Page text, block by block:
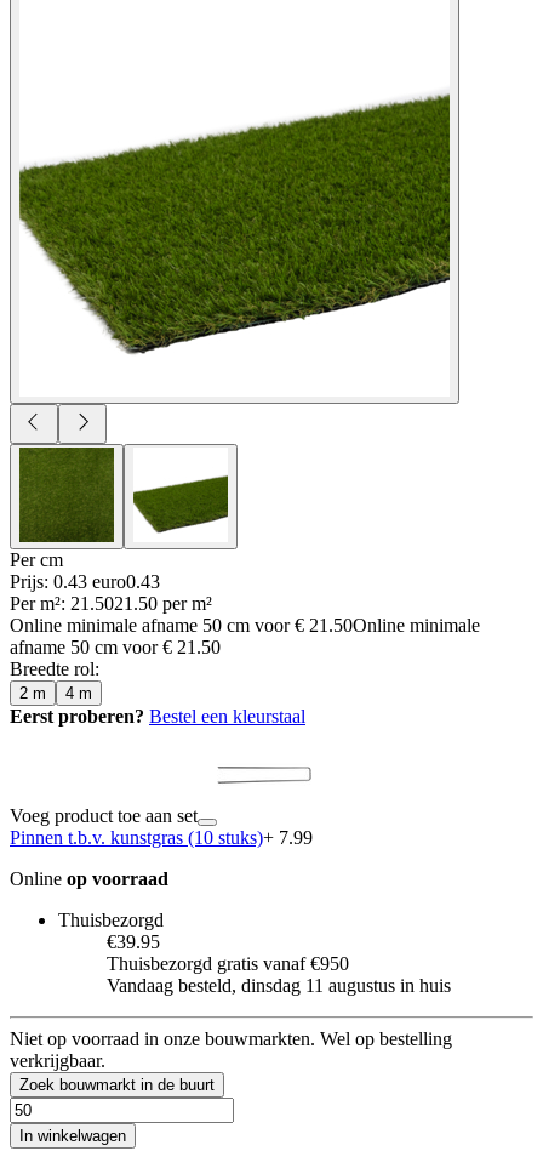
Per cm
Prijs: 0.43 euro0.43
Per m²: 21.5021.50 per m²
Online minimale afname 50 cm voor€ 21.50Online minimale
afname 50 cm voor€ 21.50
Breedte rol:
2 m 4 m
Eerst proberen? Bestel een kleurstaal
Voeg product toe aan set
Pinnen t.b.v. kunstgras (10 stuks)+ 7.99
Online op voorraad
Thuisbezorgd
€39.95
Thuisbezorgd gratis vanaf €950
Vandaag besteld, dinsdag 11 augustus in huis
Niet op voorraad in onze bouwmarkten. Wel op bestelling
verkrijgbaar.
Zoek bouwmarkt in de buurt
In winkelwagen